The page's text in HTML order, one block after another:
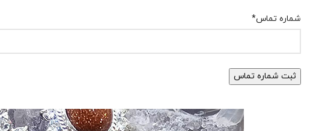
شماره تماس*